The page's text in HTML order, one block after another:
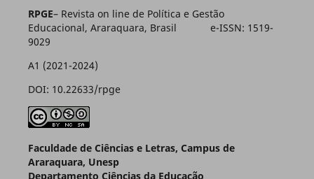
RPGE– Revista on line de Política e Gestão
Educacional, Araraquara, Brasil e-ISSN: 1519-
9029
A1 (2021-2024)
DOI: 10.22633/rpge
Faculdade de Ciências e Letras, Campus de
Araraquara, Unesp
Departamento Ciências da Educação